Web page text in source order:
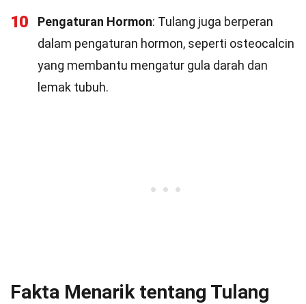
10 Pengaturan Hormon: Tulang juga berperan
dalam pengaturan hormon, seperti osteocalcin
yang membantu mengatur gula darah dan
lemak tubuh.
Fakta Menarik tentang Tulang